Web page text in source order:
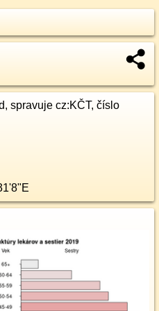
spravuje cz:KČT, číslo